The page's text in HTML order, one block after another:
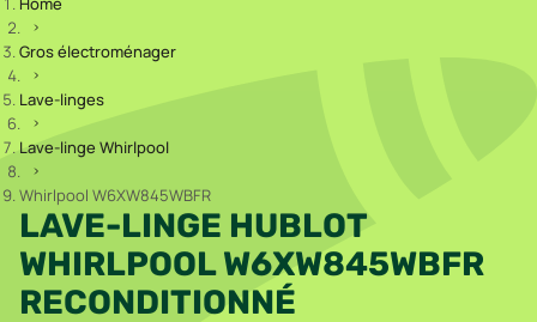
Gros électroménager
Lave-linges
Lave-linge Whirlpool
Whirlpool W6XW845WBFR
LAVE-LINGE HUBLOT
WHIRLPOOL W6XW845WBFR
RECONDITIONNÉ